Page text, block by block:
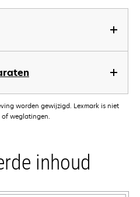
worden gewijzigd. Lexmark is niet
of weglatingen.
inhoud